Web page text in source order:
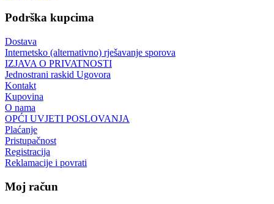
Podrška kupcima
Dostava
Internetsko (alternativno) rješavanje sporova
IZJAVA O PRIVATNOSTI
Jednostrani raskid Ugovora
Kontakt
Kupovina
O nama
OPĆI UVJETI POSLOVANJA
Plaćanje
Pristupačnost
Registracija
Reklamacije i povrati
Moj račun